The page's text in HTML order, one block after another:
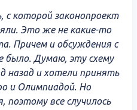
с которой законопроект
Это же не какие-то
Причем и обсуждения с
было. Думаю, эту схему
назад и хотели принять
и Олимпиадой. Но
поэтому все случилось